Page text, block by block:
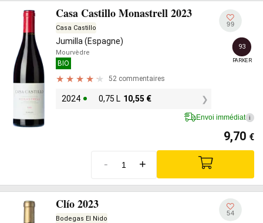
Casa Castillo Monastrell 2023
Casa Castillo
Jumilla (Espagne)
Mourvèdre
BIO
52 commentaires
2024 0,75 L 10,55 €
99
93
PARKER
Envoi immédiat i
9,70 €
- +
Clío 2023
Bodegas El Nido
54